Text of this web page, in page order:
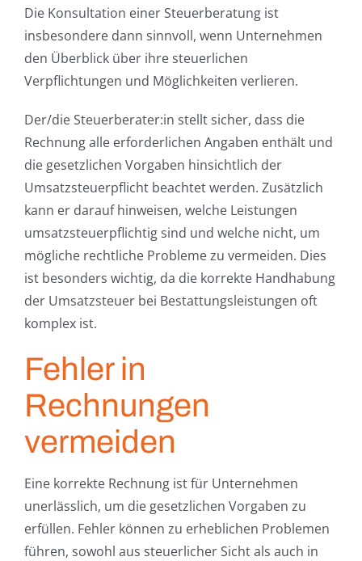
Die Konsultation einer Steuerberatung ist
insbesondere dann sinnvoll, wenn Unternehmen
den Überblick über ihre steuerlichen
Verpflichtungen und Möglichkeiten verlieren.
Der/die Steuerberater:in stellt sicher, dass die
Rechnung alle erforderlichen Angaben enthält und
die gesetzlichen Vorgaben hinsichtlich der
Umsatzsteuerpflicht beachtet werden. Zusätzlich
kann er darauf hinweisen, welche Leistungen
umsatzsteuerpflichtig sind und welche nicht, um
mögliche rechtliche Probleme zu vermeiden. Dies
ist besonders wichtig, da die korrekte Handhabung
der Umsatzsteuer bei Bestattungsleistungen oft
komplex ist.
Fehler in
Rechnungen
vermeiden
Eine korrekte Rechnung ist für Unternehmen
unerlässlich, um die gesetzlichen Vorgaben zu
erfüllen. Fehler können zu erheblichen Problemen
führen, sowohl aus steuerlicher Sicht als auch in